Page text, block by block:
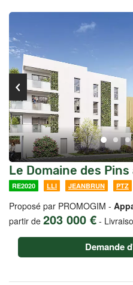
Le Domaine des Pins
RE2020 LLI JEANBRUN PTZ
Proposé par PROMOGIM -
partir de 203 000 € -
Demande